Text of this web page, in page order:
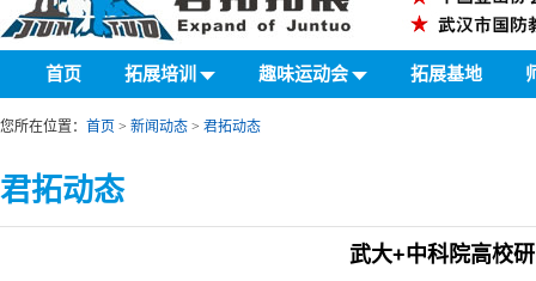
首页 拓展培训 趣味运动会 拓展基地
您所在位置： 首页 > 新闻动态 > 君拓动态
君拓动态
武大+中科院高校